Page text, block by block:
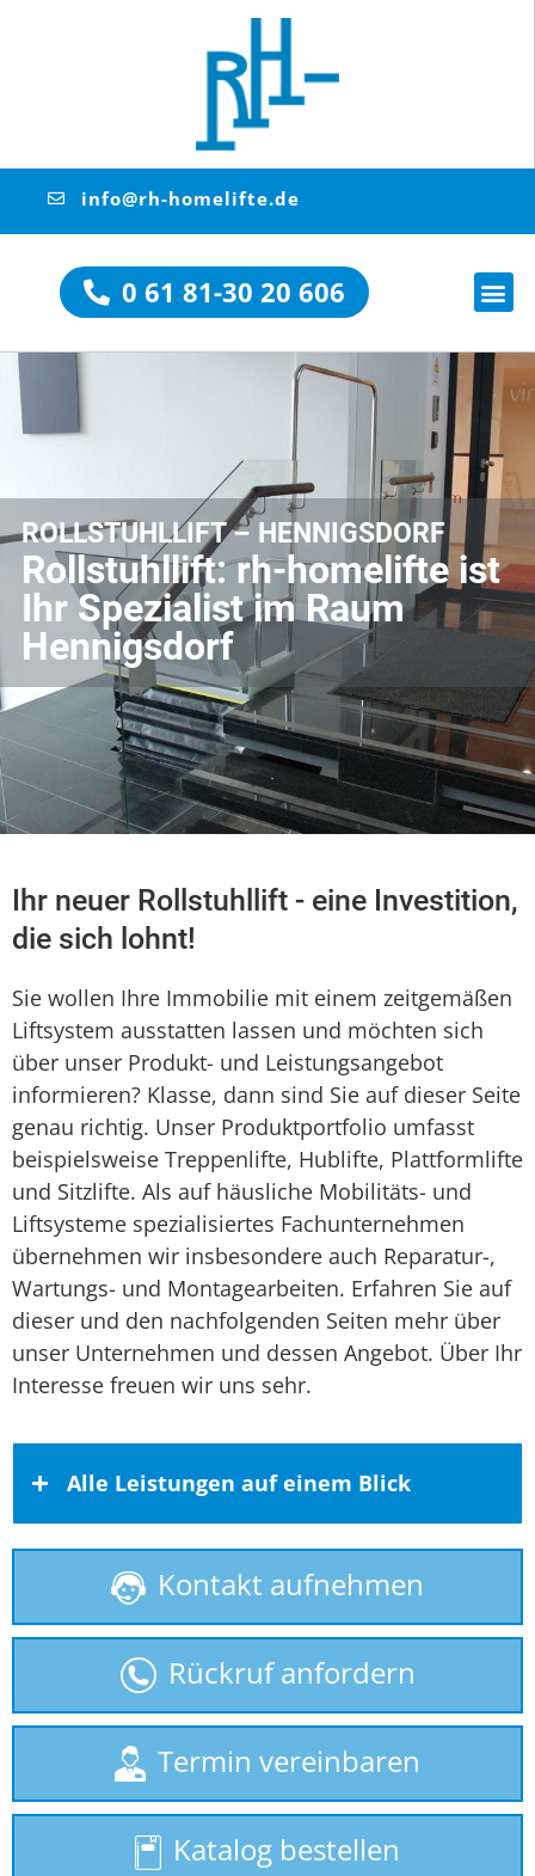
info@rh-homelifte.de
0 61 81-30 20 606
ROLLSTUHLLIFT – HENNIGSDORF
Rollstuhllift: rh-homelifte ist
Ihr Spezialist im Raum
Hennigsdorf
Ihr neuer Rollstuhllift - eine Investition,
die sich lohnt!
Sie wollen Ihre Immobilie mit einem zeitgemäßen
Liftsystem ausstatten lassen und möchten sich
über unser Produkt- und Leistungsangebot
informieren? Klasse, dann sind Sie auf dieser Seite
genau richtig. Unser Produktportfolio umfasst
beispielsweise Treppenlifte, Hublifte, Plattformlifte
und Sitzlifte. Als auf häusliche Mobilitäts- und
Liftsysteme spezialisiertes Fachunternehmen
übernehmen wir insbesondere auch Reparatur-,
Wartungs- und Montagearbeiten. Erfahren Sie auf
dieser und den nachfolgenden Seiten mehr über
unser Unternehmen und dessen Angebot. Über Ihr
Interesse freuen wir uns sehr.
Alle Leistungen auf einem Blick
Behindertenlift
gebrauchte Treppenlifte
Homelift
Plattformlift
Seniorenlift
Kontakt aufnehmen
Rückruf anfordern
Termin vereinbaren
Katalog bestellen